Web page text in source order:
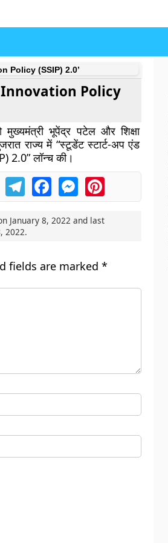
Policy (SSIP) 2.0’
Innovation Policy
भूपेंद्र पटेल और शिक्षा
राज्य में “स्टूडेंट स्टार्ट-अप एंड
2.0” लॉन्च की।
TelegramFacebookMessengerPinterest
January 8, 2022 and last
2022.
fields are marked *